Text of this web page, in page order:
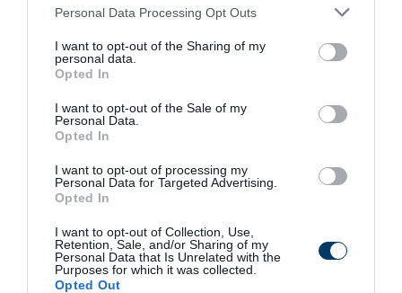
Please note that this website/app uses one or more Google
not limited to your visit or usage behaviour. You may click to
grant or deny consent to Google and its third-party tags to
use your data for below specified purposes in below Google
consent section.
Personal Data Processing Opt Outs
I want to opt-out of the Sharing of my
personal data.
Opted In
I want to opt-out of the Sale of my
Personal Data.
Opted In
I want to opt-out of processing my
Personal Data for Targeted Advertising.
Opted In
I want to opt-out of Collection, Use,
Retention, Sale, and/or Sharing of my
Personal Data that Is Unrelated with the
Purposes for which it was collected.
Opted Out
Fungus Dries Up And Falls Off After The First
480
8 h 14 min